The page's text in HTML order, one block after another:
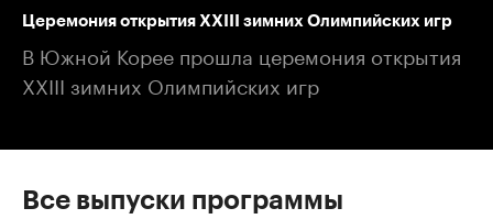
Церемония открытия XXIII зимних Олимпийских игр
В Южной Корее прошла церемония открытия
XXIII зимних Олимпийских игр
Все выпуски программы